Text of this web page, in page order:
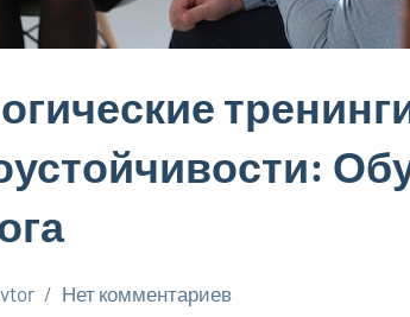
Нет комментариев